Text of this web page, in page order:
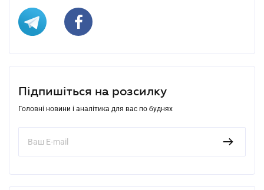
Підпишіться на розсилку
Головні новини і аналітика для вас по буднях